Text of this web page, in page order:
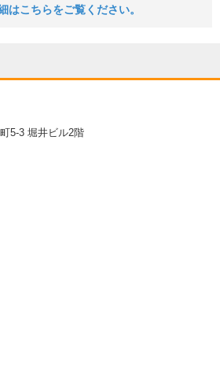
こちらをご覧ください。
5-3 堀井ビル2階